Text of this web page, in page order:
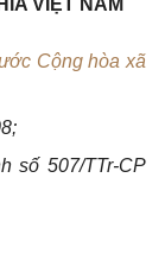
VIỆT NAM
Cộng hòa xã
số 507/TTr-CP